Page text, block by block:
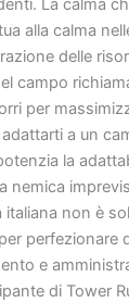
La calma
alla calma
delle
campo
per
a un
la
nemica
non è
perfezionare
e
di Tower